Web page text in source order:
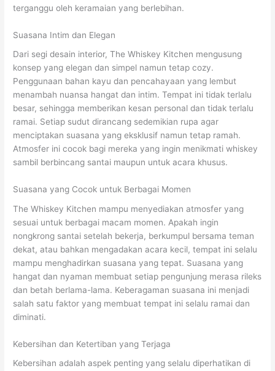
terganggu oleh keramaian yang berlebihan.
Suasana Intim dan Elegan
Dari segi desain interior, The Whiskey Kitchen mengusung
konsep yang elegan dan simpel namun tetap cozy.
Penggunaan bahan kayu dan pencahayaan yang lembut
menambah nuansa hangat dan intim. Tempat ini tidak terlalu
besar, sehingga memberikan kesan personal dan tidak terlalu
ramai. Setiap sudut dirancang sedemikian rupa agar
menciptakan suasana yang eksklusif namun tetap ramah.
Atmosfer ini cocok bagi mereka yang ingin menikmati whiskey
sambil berbincang santai maupun untuk acara khusus.
Suasana yang Cocok untuk Berbagai Momen
The Whiskey Kitchen mampu menyediakan atmosfer yang
sesuai untuk berbagai macam momen. Apakah ingin
nongkrong santai setelah bekerja, berkumpul bersama teman
dekat, atau bahkan mengadakan acara kecil, tempat ini selalu
mampu menghadirkan suasana yang tepat. Suasana yang
hangat dan nyaman membuat setiap pengunjung merasa rileks
dan betah berlama-lama. Keberagaman suasana ini menjadi
salah satu faktor yang membuat tempat ini selalu ramai dan
diminati.
Kebersihan dan Ketertiban yang Terjaga
Kebersihan adalah aspek penting yang selalu diperhatikan di